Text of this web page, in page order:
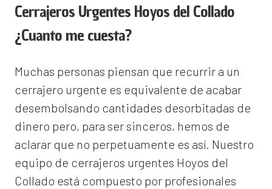
Cerrajeros Urgentes Hoyos del Collado
¿Cuanto me cuesta?
Muchas personas piensan que recurrir a un
cerrajero urgente es equivalente de acabar
desembolsando cantidades desorbitadas de
dinero pero, para ser sinceros, hemos de
aclarar que no perpetuamente es así. Nuestro
equipo de cerrajeros urgentes Hoyos del
Collado está compuesto por profesionales